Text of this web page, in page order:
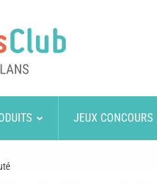
JEUX CONCOURS